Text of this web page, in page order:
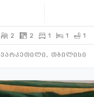
2 2 1 1 1
ვარკეთილი, თბილისი